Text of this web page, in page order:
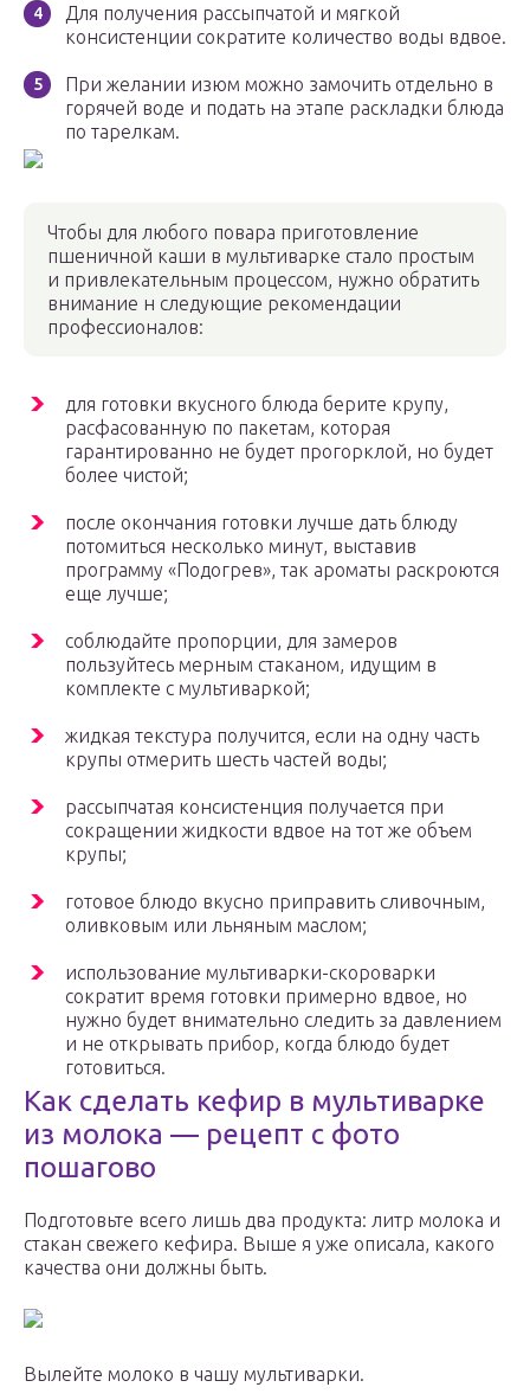
Для получения рассыпчатой и мягкой
консистенции сократите количество воды вдвое.
При желании изюм можно замочить отдельно в
горячей воде и подать на этапе раскладки блюда
по тарелкам.
Чтобы для любого повара приготовление
пшеничной каши в мультиварке стало простым
и привлекательным процессом, нужно обратить
внимание н следующие рекомендации
профессионалов:
для готовки вкусного блюда берите крупу,
расфасованную по пакетам, которая
гарантированно не будет прогорклой, но будет
более чистой;
после окончания готовки лучше дать блюду
потомиться несколько минут, выставив
программу «Подогрев», так ароматы раскроются
еще лучше;
соблюдайте пропорции, для замеров
пользуйтесь мерным стаканом, идущим в
комплекте с мультиваркой;
жидкая текстура получится, если на одну часть
крупы отмерить шесть частей воды;
рассыпчатая консистенция получается при
сокращении жидкости вдвое на тот же объем
крупы;
готовое блюдо вкусно приправить сливочным,
оливковым или льняным маслом;
использование мультиварки-скороварки
сократит время готовки примерно вдвое, но
нужно будет внимательно следить за давлением
и не открывать прибор, когда блюдо будет
готовиться.
Как сделать кефир в мультиварке
из молока — рецепт с фото
пошагово
Подготовьте всего лишь два продукта: литр молока и
стакан свежего кефира. Выше я уже описала, какого
качества они должны быть.
Вылейте молоко в чашу мультиварки.